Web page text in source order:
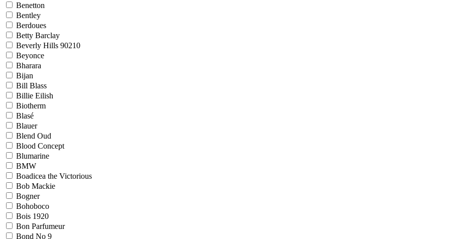
Benetton
Bentley
Berdoues
Betty Barclay
Beverly Hills 90210
Beyonce
Bharara
Bijan
Bill Blass
Billie Eilish
Biotherm
Blasé
Blauer
Blend Oud
Blood Concept
Blumarine
BMW
Boadicea the Victorious
Bob Mackie
Bogner
Bohoboco
Bois 1920
Bon Parfumeur
Bond No 9